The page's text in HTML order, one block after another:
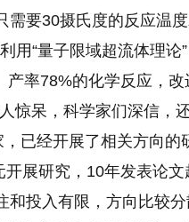
需要30摄氏度的反应温
用“量子限域超流体理论
率78%的化学反应，改
惊呆，科学家们深信，
已经开展了相关方向
展研究，10年发表论文
和投入有限，方向比较